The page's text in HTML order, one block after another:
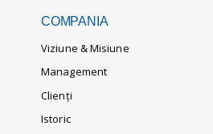
COMPANIA
Viziune & Misiune
Management
Clienți
Istoric